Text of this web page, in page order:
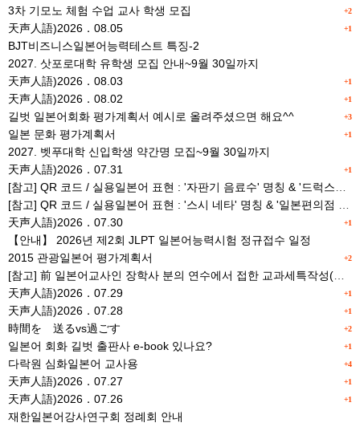
+2
3차 기모노 체험 수업 교사 학생 모집
+1
天声人語)2026．08.05
BJT비즈니스일본어능력테스트 특징-2
2027. 삿포로대학 유학생 모집 안내~9월 30일까지
+1
天声人語)2026．08.03
+1
天声人語)2026．08.02
+3
길벗 일본어회화 평가계획서 예시로 올려주셨으면 해요^^
+1
일본 문화 평가계획서
2027. 벳푸대학 신입학생 약간명 모집~9월 30일까지
+1
天声人語)2026．07.31
+1
天声人語)2026．07.30
【안내】 2026년 제2회 JLPT 일본어능력시험 정규접수 일정
+2
2015 관광일본어 평가계획서
+1
天声人語)2026．07.29
+1
天声人語)2026．07.28
+2
時間を 送るvs過ごす
+1
일본어 회화 길벗 출판사 e-book 있나요?
+4
다락원 심화일본어 교사용
+1
天声人語)2026．07.27
+1
天声人語)2026．07.26
재한일본어강사연구회 정례회 안내